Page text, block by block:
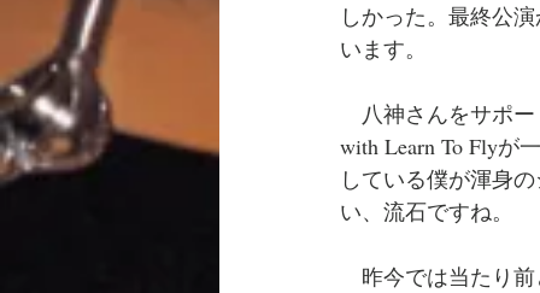
しかった。最終公
います。
八神さんをサポー
with Learn To Flyが
している僕が渾身
い、流石ですね。
昨今では当たり前